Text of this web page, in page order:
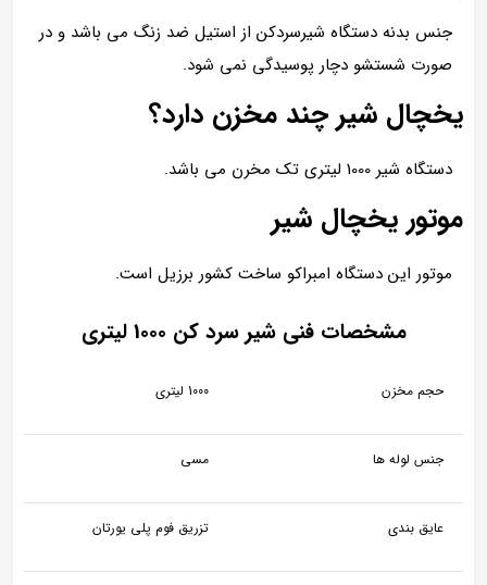
جنس بدنه دستگاه شیرسردکن از استیل ضد زنگ می باشد و در
صورت شستشو دچار پوسیدگی نمی شود.
یخچال شیر چند مخزن دارد؟
دستگاه شیر 1000 لیتری تک مخرن می باشد.
موتور یخچال شیر
موتور این دستگاه امبراکو ساخت کشور برزیل است.
مشخصات فنی شیر سرد کن 1000 لیتری
حجم مخزن 1000 لیتری
جنس لوله ها مسی
عایق بندی تزریق فوم پلی یورتان